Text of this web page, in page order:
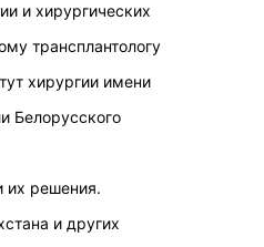
и хирургических
трансплантологу
хирургии имени
Белорусского
их решения.
и других